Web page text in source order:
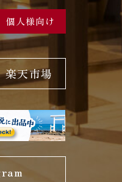
個人様向け
天市場